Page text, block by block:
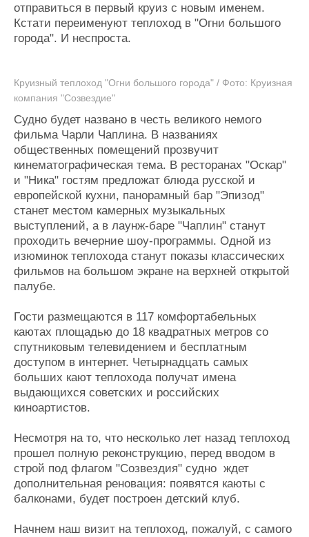
отправиться в первый круиз с новым именем.
Кстати переименуют теплоход в "Огни большого
города". И неспроста.
Круизный теплоход "Огни большого города" / Фото: Круизная
компания "Созвездие"
Судно будет названо в честь великого немого
фильма Чарли Чаплина. В названиях
общественных помещений прозвучит
кинематографическая тема. В ресторанах "Оскар"
и "Ника" гостям предложат блюда русской и
европейской кухни, панорамный бар "Эпизод"
станет местом камерных музыкальных
выступлений, а в лаунж-баре "Чаплин" станут
проходить вечерние шоу-программы. Одной из
изюминок теплохода станут показы классических
фильмов на большом экране на верхней открытой
палубе.
Гости размещаются в 117 комфортабельных
каютах площадью до 18 квадратных метров со
спутниковым телевидением и бесплатным
доступом в интернет. Четырнадцать самых
больших кают теплохода получат имена
выдающихся советских и российских
киноартистов.
Несмотря на то, что несколько лет назад теплоход
прошел полную реконструкцию, перед вводом в
строй под флагом "Созвездия" судно ждет
дополнительная реновация: появятся каюты с
балконами, будет построен детский клуб.
Начнем наш визит на теплоход, пожалуй, с самого